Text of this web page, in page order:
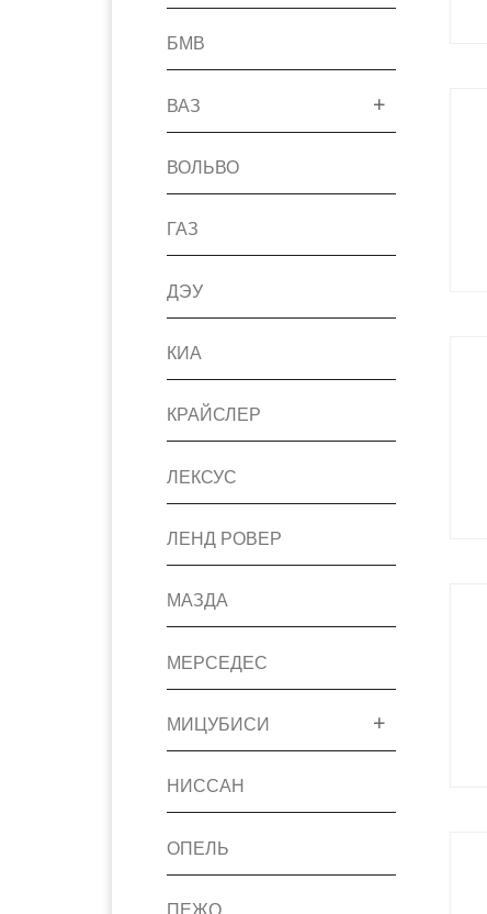
БМВ
ВАЗ
ВОЛЬВО
ГАЗ
ДЭУ
КИА
КРАЙСЛЕР
ЛЕКСУС
ЛЕНД РОВЕР
МАЗДА
МЕРСЕДЕС
МИЦУБИСИ
НИССАН
ОПЕЛЬ